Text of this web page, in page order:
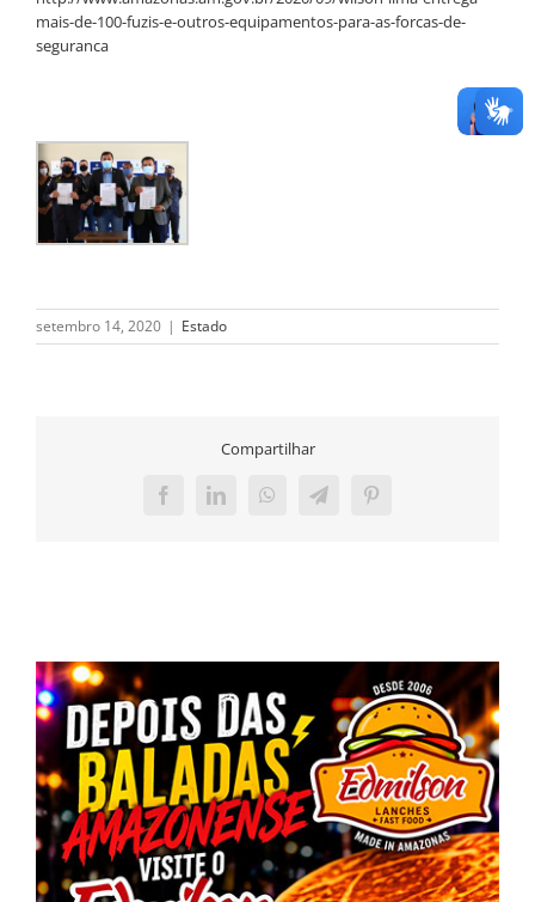
mais-de-100-fuzis-e-outros-equipamentos-para-as-forcas-de-
seguranca
setembro 14, 2020 | Estado
Compartilhar
FacebookLinkedInWhatsAppTelegramPinterest